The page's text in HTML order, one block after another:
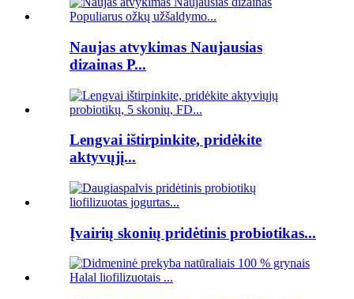
Naujas atvykimas Naujausias
dizainas P...
Lengvai ištirpinkite, pridėkite
aktyvųjį...
Įvairių skonių pridėtinis probiotikas...